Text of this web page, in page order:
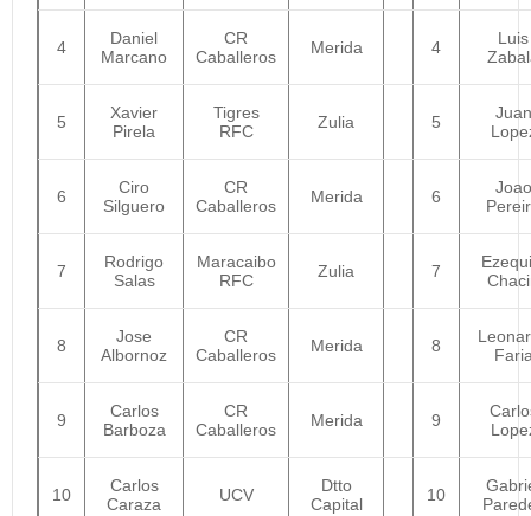
4
Daniel
Marcano
CR
Caballeros
Merida 4
Luis
5
Xavier
Pirela
Tigres
RFC
Zulia 5
Juan
6
Ciro
Silguero
CR
Caballeros
Merida 6
Joao
7
Rodrigo
Salas
Maracaibo
RFC
Zulia 7
8
Jose
Albornoz
CR
Caballeros
Merida 8
9
Carlos
Barboza
CR
Caballeros
Merida 9
10
Carlos
Caraza
UCV
Dtto
Capital
10